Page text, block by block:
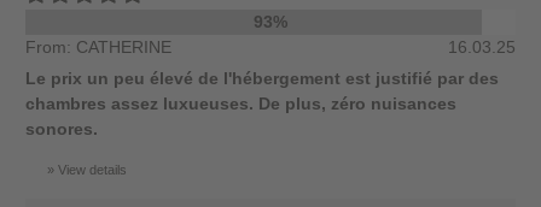
93%
From: CATHERINE
16.03.25
Le prix un peu élevé de l'hébergement est justifié par des
chambres assez luxueuses. De plus, zéro nuisances
sonores.
View details